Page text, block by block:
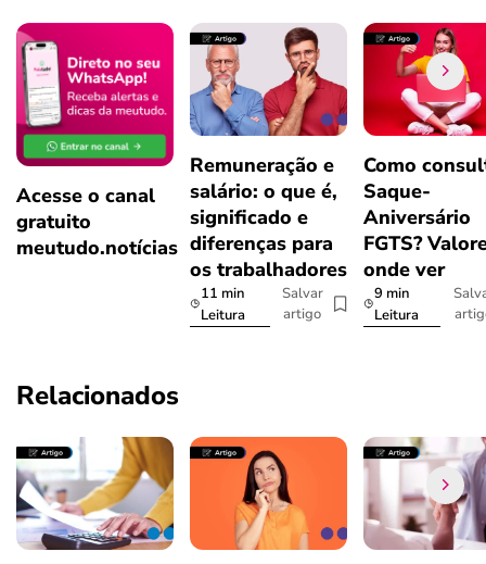
Acesse o canal
gratuito
meutudo.notícias
Remuneração e
salário: o que é,
significado e
diferenças para
os trabalhadores
11 min
Leitura
Salvar
artigo
Como
Saque-
Aniversário
FGTS?
onde ver
9 min
Leitura
Relacionados